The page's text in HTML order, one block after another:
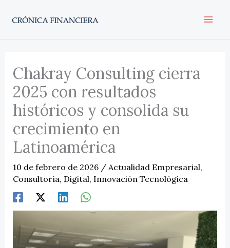
Chakray Consulting cierra
2025 con resultados
históricos y consolida su
crecimiento en
Latinoamérica
10 de febrero de 2026 / Actualidad Empresarial,
Consultoría, Digital, Innovación Tecnológica